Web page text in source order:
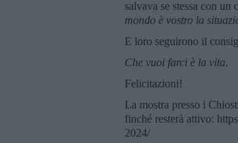
salvava se stessa con un
mondo è vostro la
E loro seguirono il
Che vuoi farci è la vita.
Felicitazioni!
La mostra presso i
finché resterà attivo:
2024/